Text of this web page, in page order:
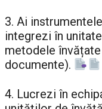
3. Ai
integrezi în
metodele
documente).
4. Lucrezi în